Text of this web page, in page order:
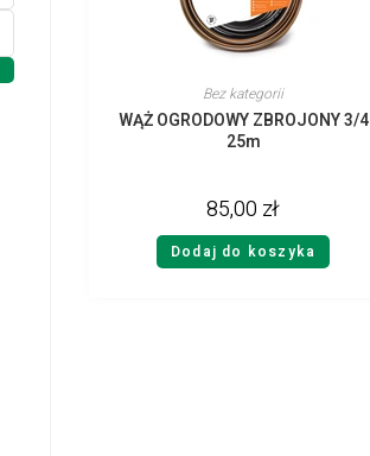
Bez kategorii
WĄŻ OGRODOWY ZBROJONY 3/4
25m
85,00 zł
Dodaj do koszyka